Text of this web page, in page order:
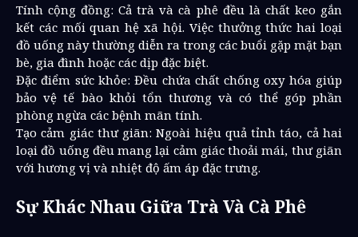
Tính cộng đồng: Cả trà và cà phê đều là chất keo gắn
kết các mối quan hệ xã hội. Việc thưởng thức hai loại
đồ uống này thường diễn ra trong các buổi gặp mặt bạn
bè, gia đình hoặc các dịp đặc biệt.
Đặc điểm sức khỏe: Đều chứa chất chống oxy hóa giúp
bảo vệ tế bào khỏi tổn thương và có thể góp phần
phòng ngừa các bệnh mãn tính.
Tạo cảm giác thư giãn: Ngoài hiệu quả tỉnh táo, cả hai
loại đồ uống đều mang lại cảm giác thoải mái, thư giãn
với hương vị và nhiệt độ ấm áp đặc trưng.
Sự Khác Nhau Giữa Trà Và Cà Phê